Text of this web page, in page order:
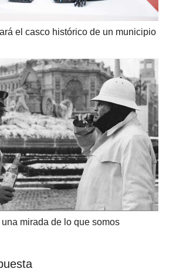
el casco histórico de un municipio
mirada de lo que somos